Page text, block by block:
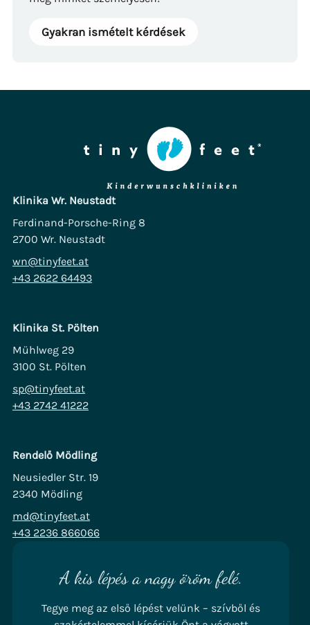
Gyakran ismételt kérdések
Klinika Wr. Neustadt
Ferdinand-Porsche-Ring 8
2700 Wr. Neustadt
wn@tinyfeet.at
+43 2622 64493
Klinika St. Pölten
Mühlweg 29
3100 St. Pölten
sp@tinyfeet.at
+43 2742 41222
Rendelő Mödling
Neusiedler Str. 19
2340 Mödling
md@tinyfeet.at
+43 2236 866066
A kis lépés a nagy öröm felé.
Tegye meg az első lépést velünk – szívből és